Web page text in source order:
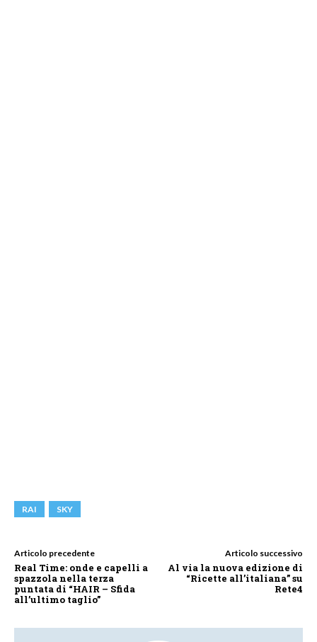
RAI SKY
Articolo precedente
Real Time: onde e capelli a
spazzola nella terza
puntata di “HAIR – Sfida
all’ultimo taglio”
Articolo successivo
Al via la nuova edizione di
“Ricette all’italiana” su
Rete4